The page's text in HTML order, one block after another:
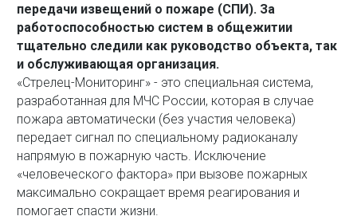
передачи извещений о пожаре (СПИ). За
работоспособностью систем в общежитии
тщательно следили как руководство объекта, так
и обслуживающая организация.
«Стрелец-Мониторинг» - это специальная система,
разработанная для МЧС России, которая в случае
пожара автоматически (без участия человека)
передает сигнал по специальному радиоканалу
напрямую в пожарную часть. Исключение
«человеческого фактора» при вызове пожарных
максимально сокращает время реагирования и
помогает спасти жизни.